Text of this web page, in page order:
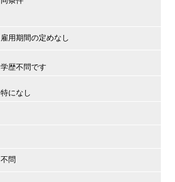
雇用期間の定めなし
学歴不問です
特になし
不問